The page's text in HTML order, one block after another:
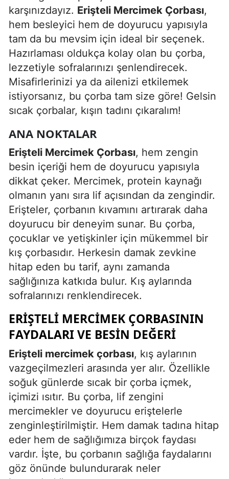
Diyarbakır
Edirne
Elazığ
Erzincan
Erzurum
Eskişehir
Giresun
Gümüşhane
Hakkari
Hatay
Isparta
Mersin
İstanbul
Kars
Kastamonu
Kayseri
Kırklareli
Kırşehir
Kocaeli
Konya
Kütahya
karşınızdayız. Erişteli Mercimek Çorbası,
hem besleyici hem de doyurucu yapısıyla
tam da bu mevsim için ideal bir seçenek.
Hazırlaması oldukça kolay olan bu çorba,
lezzetiyle sofralarınızı şenlendirecek.
Misafirlerinizi ya da ailenizi etkilemek
istiyorsanız, bu çorba tam size göre! Gelsin
sıcak çorbalar, kışın tadını çıkaralım!
ANA NOKTALAR
Erişteli Mercimek Çorbası, hem zengin
besin içeriği hem de doyurucu yapısıyla
dikkat çeker. Mercimek, protein kaynağı
olmanın yanı sıra lif açısından da zengindir.
Erişteler, çorbanın kıvamını artırarak daha
doyurucu bir deneyim sunar. Bu çorba,
çocuklar ve yetişkinler için mükemmel bir
kış çorbasıdır. Herkesin damak zevkine
hitap eden bu tarif, aynı zamanda
sağlığınıza katkıda bulur. Kış aylarında
sofralarınızı renklendirecek.
ERIŞTELI MERCIMEK ÇORBASININ
FAYDALARI VE BESIN DEĞERI
Erişteli mercimek çorbası, kış aylarının
vazgeçilmezleri arasında yer alır. Özellikle
soğuk günlerde sıcak bir çorba içmek,
içimizi ısıtır. Bu çorba, lif zengini
mercimekler ve doyurucu eriştelerle
zenginleştirilmiştir. Hem damak tadına hitap
eder hem de sağlığımıza birçok faydası
vardır. İşte, bu çorbanın sağlığa faydalarını
göz önünde bulundurarak neler